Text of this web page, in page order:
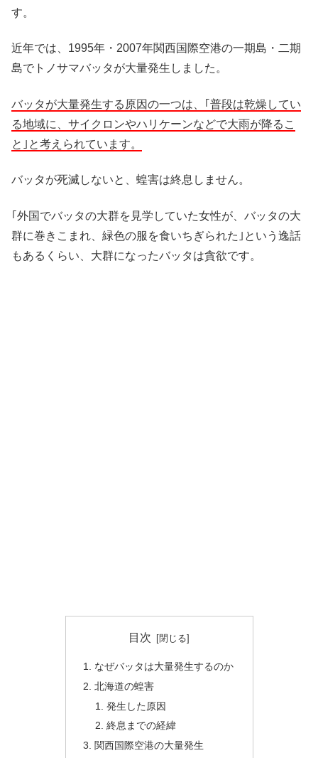
す。
近年では、1995年・2007年関西国際空港の一期島・二期
島でトノサマバッタが大量発生しました。
バッタが大量発生する原因の一つは、｢普段は乾燥してい
る地域に、サイクロンやハリケーンなどで大雨が降るこ
と｣と考えられています。
バッタが死滅しないと、蝗害は終息しません。
｢外国でバッタの大群を見学していた女性が、バッタの大
群に巻きこまれ、緑色の服を食いちぎられた｣という逸話
もあるくらい、大群になったバッタは貪欲です。
目次
なぜバッタは大量発生するのか
北海道の蝗害
発生した原因
終息までの経緯
関西国際空港の大量発生